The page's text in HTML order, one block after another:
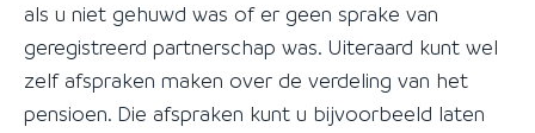
als u niet gehuwd was of er geen sprake van
geregistreerd partnerschap was. Uiteraard kunt wel
zelf afspraken maken over de verdeling van het
pensioen. Die afspraken kunt u bijvoorbeeld laten